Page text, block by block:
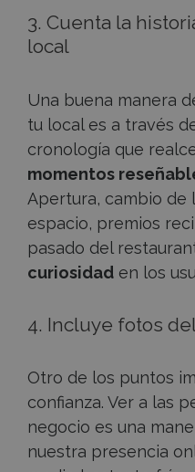
3. Cuenta la
local
Una buena manera
tu local es a través
cronología que
momentos
Apertura, cambio de
espacio, premios
pasado del
curiosidad en los
4. Incluye fotos
Otro de los puntos
confianza. Ver a las
negocio es una
nuestra presencia